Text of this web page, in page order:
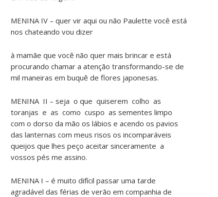
MENINA IV – quer vir aqui ou não Paulette você está
nos chateando vou dizer
à mamãe que você não quer mais brincar e está
procurando chamar a atenção transformando-se de
mil maneiras em buquê de flores japonesas.
MENINA II – seja o que quiserem colho as
toranjas e as como cuspo as sementes limpo
com o dorso da mão os lábios e acendo os pavios
das lanternas com meus risos os incomparáveis
queijos que lhes peço aceitar sinceramente a
vossos pés me assino.
MENINA I – é muito difícil passar uma tarde
agradável das férias de verão em companhia de